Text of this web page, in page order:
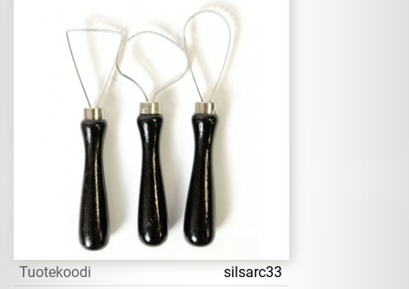
Tuotekoodi
silsarc33